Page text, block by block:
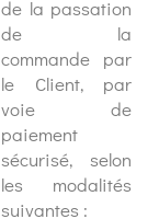
de la passation
de la
commande par
le Client, par
voie de
paiement
sécurisé, selon
les modalités
suivantes :